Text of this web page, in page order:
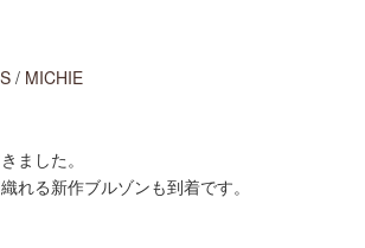
/ MICHIE
ました。
れる新作ブルゾンも到着です。